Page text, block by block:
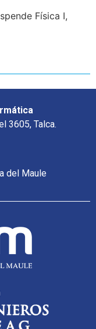
Física I,
3605, Talca.
del Maule